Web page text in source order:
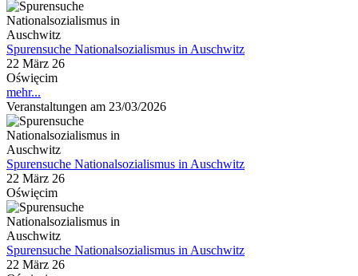
Spurensuche Nationalsozialismus in Auschwitz
22 März 26
Oświęcim
mehr...
Veranstaltungen am 23/03/2026
Spurensuche Nationalsozialismus in Auschwitz
22 März 26
Oświęcim
Spurensuche Nationalsozialismus in Auschwitz
22 März 26